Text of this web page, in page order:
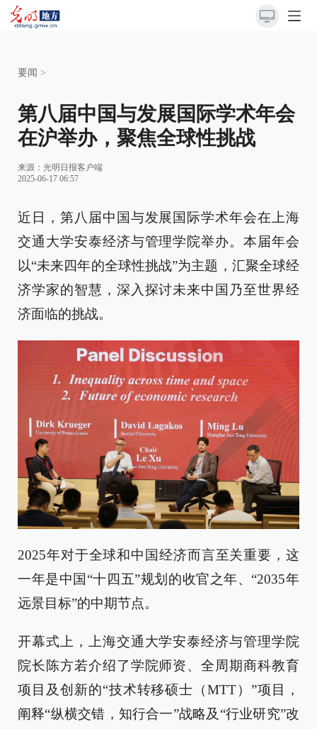
要闻 >
第八届中国与发展国际学术年会
在沪举办，聚焦全球性挑战
来源： 光明日报客户端
2025-06-17 06:57
近日，第八届中国与发展国际学术年会在上海
交通大学安泰经济与管理学院举办。本届年会
以“未来四年的全球性挑战”为主题，汇聚全球经
济学家的智慧，深入探讨未来中国乃至世界经
济面临的挑战。
2025年对于全球和中国经济而言至关重要，这
一年是中国“十四五”规划的收官之年、“2035年
远景目标”的中期节点。
开幕式上，上海交通大学安泰经济与管理学院
院长陈方若介绍了学院师资、全周期商科教育
项目及创新的“技术转移硕士（MTT）”项目，
阐释“纵横交错，知行合一”战略及“行业研究”改